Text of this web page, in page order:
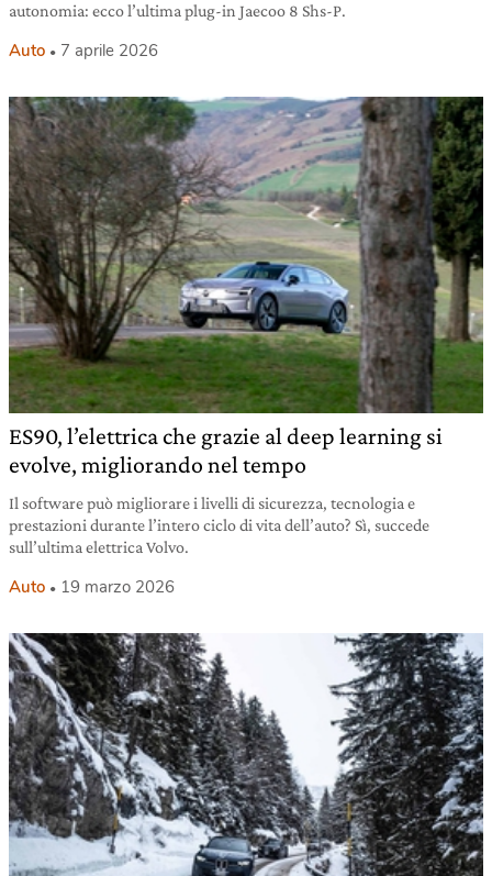
autonomia: ecco l’ultima plug-in Jaecoo 8 Shs-P.
Auto 7 aprile 2026
ES90, l’elettrica che grazie al deep learning si
evolve, migliorando nel tempo
Il software può migliorare i livelli di sicurezza, tecnologia e
prestazioni durante l’intero ciclo di vita dell’auto? Sì, succede
sull’ultima elettrica Volvo.
Auto 19 marzo 2026